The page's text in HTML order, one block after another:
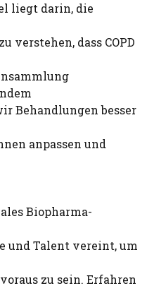
liegt darin, die
verstehen, dass COPD
Behandlungen besser
anpassen und
Biopharma-
und Talent vereint, um
zu sein. Erfahren